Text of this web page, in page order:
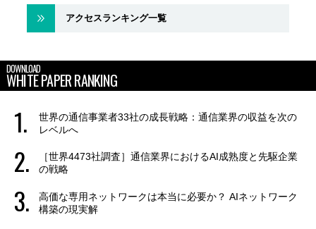
アクセスランキング一覧
DOWNLOAD
WHITE PAPER RANKING
世界の通信事業者33社の成長戦略：通信業界の収益を次の
レベルへ
［世界4473社調査］通信業界におけるAI成熟度と先駆企業
の戦略
高価な専用ネットワークは本当に必要か？ AIネットワーク
構築の現実解